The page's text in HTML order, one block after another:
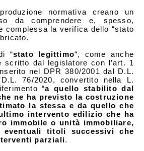
normativa creano un
da comprendere e, spesso,
complessa la verifica dello “stato
“stato legittimo“, come anche
scritto dal legislatore con l’art. 1
nel DPR 380/2001 dal D.L.
76/2020, convertito nella L.
“a quello stabilito dal
ne ha previsto la costruzione
la stessa e da quello che
intervento edilizio che ha
immobile o unità immobiliare,
titoli successivi che
parziali.